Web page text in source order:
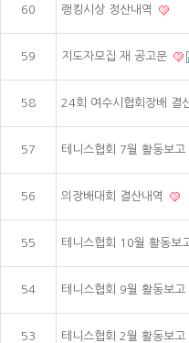
60 랭킹시상 정산내역
59 지도자모집 재 공고문
58 24회 여수시협회장배 결
57 테니스협회 7월 활동보고
56 의장배대회 결산내역
55 테니스협회 10월 활동보
54 테니스협회 9월 활동보고
53 테니스협회 2월 활동보고